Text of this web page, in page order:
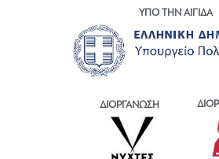
ΥΠΟ ΤΗΝ ΑΙΓΙΔΑ
ΔΙΟΡΓΑΝΩΣΗ